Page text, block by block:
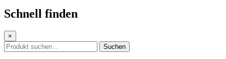
Schnell finden
×
Suchen